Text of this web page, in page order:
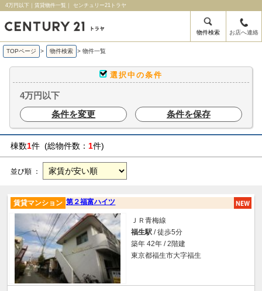
4万円以下｜賃貸物件一覧｜ センチュリー21トラヤ
物件検索 お店へ連絡
TOPページ > 物件検索 > 物件一覧
選択中の条件
4万円以下
条件を変更
条件を保存
棟数1件 (総物件数： 1件)
並び順 ：
第２福富ハイツ
賃貸マンション
ＪＲ青梅線
福生駅 / 徒歩5分
築年 42年 / 2階建
東京都福生市大字福生